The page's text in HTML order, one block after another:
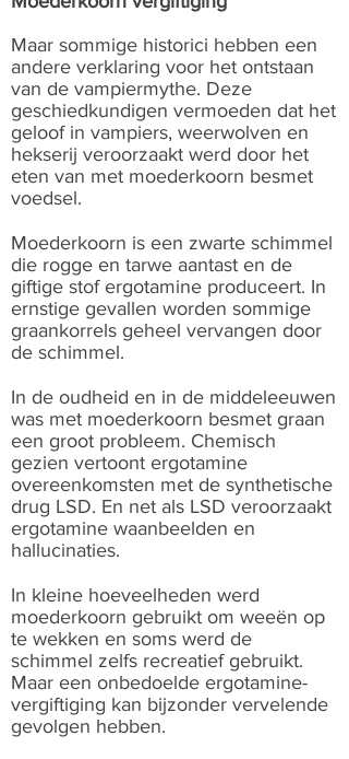
Maar sommige historici hebben een
andere verklaring voor het ontstaan
van de vampiermythe. Deze
geschiedkundigen vermoeden dat het
geloof in vampiers, weerwolven en
hekserij veroorzaakt werd door het
eten van met moederkoorn besmet
voedsel.
Moederkoorn is een zwarte schimmel
die rogge en tarwe aantast en de
giftige stof ergotamine produceert. In
ernstige gevallen worden sommige
graankorrels geheel vervangen door
de schimmel.
In de oudheid en in de middeleeuwen
was met moederkoorn besmet graan
een groot probleem. Chemisch
gezien vertoont ergotamine
overeenkomsten met de synthetische
drug LSD. En net als LSD veroorzaakt
ergotamine waanbeelden en
hallucinaties.
In kleine hoeveelheden werd
moederkoorn gebruikt om weeën op
te wekken en soms werd de
schimmel zelfs recreatief gebruikt.
Maar een onbedoelde ergotamine-
vergiftiging kan bijzonder vervelende
gevolgen hebben.